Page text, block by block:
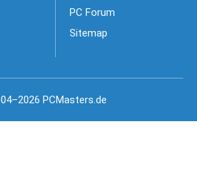
PC Forum
Sitemap
PCMasters.de